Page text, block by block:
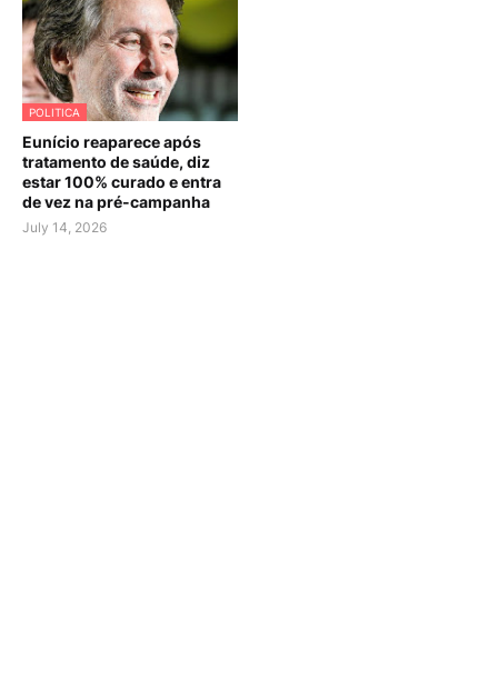
POLITICA
Eunício reaparece após
tratamento de saúde, diz
estar 100% curado e entra
de vez na pré-campanha
July 14, 2026